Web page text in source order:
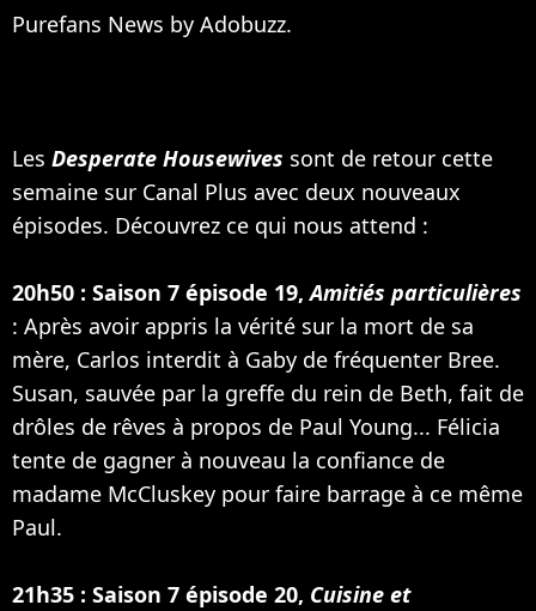
Purefans News by Adobuzz.
Les Desperate Housewives sont de retour cette
semaine sur Canal Plus avec deux nouveaux
épisodes. Découvrez ce qui nous attend :
20h50 : Saison 7 épisode 19,Amitiés particulières
: Après avoir appris la vérité sur la mort de sa
mère, Carlos interdit à Gaby de fréquenter Bree.
Susan, sauvée par la greffe du rein de Beth, fait de
drôles de rêves à propos de Paul Young... Félicia
tente de gagner à nouveau la confiance de
madame McCluskey pour faire barrage à ce même
Paul.
21h35 : Saison 7 épisode 20, Cuisine et